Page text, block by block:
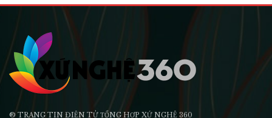
® TRANG TIN ĐIỆN TỬ ТỔNG HỢP XỨ NGHỆ 360